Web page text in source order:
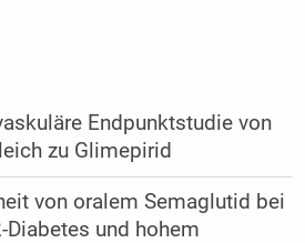
Endpunktstudie von
zu Glimepirid
von oralem Semaglutid bei
Diabetes und hohem